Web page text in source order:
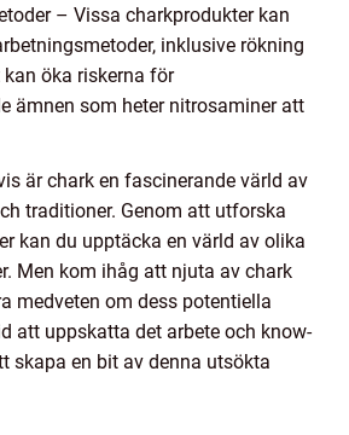
– Vissa charkprodukter kan
inklusive rökning
öka riskerna för
ämnen som heter nitrosaminer att
är chark en fascinerande värld av
traditioner. Genom att utforska
kan du upptäcka en värld av olika
Men kom ihåg att njuta av chark
medveten om dess potentiella
att uppskatta det arbete och know-
skapa en bit av denna utsökta